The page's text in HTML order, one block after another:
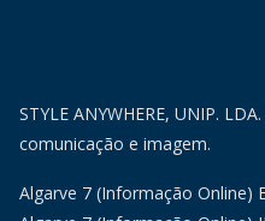
STYLE ANYWHERE, UNIP.
comunicação e imagem.
Algarve 7 (Informação Online)